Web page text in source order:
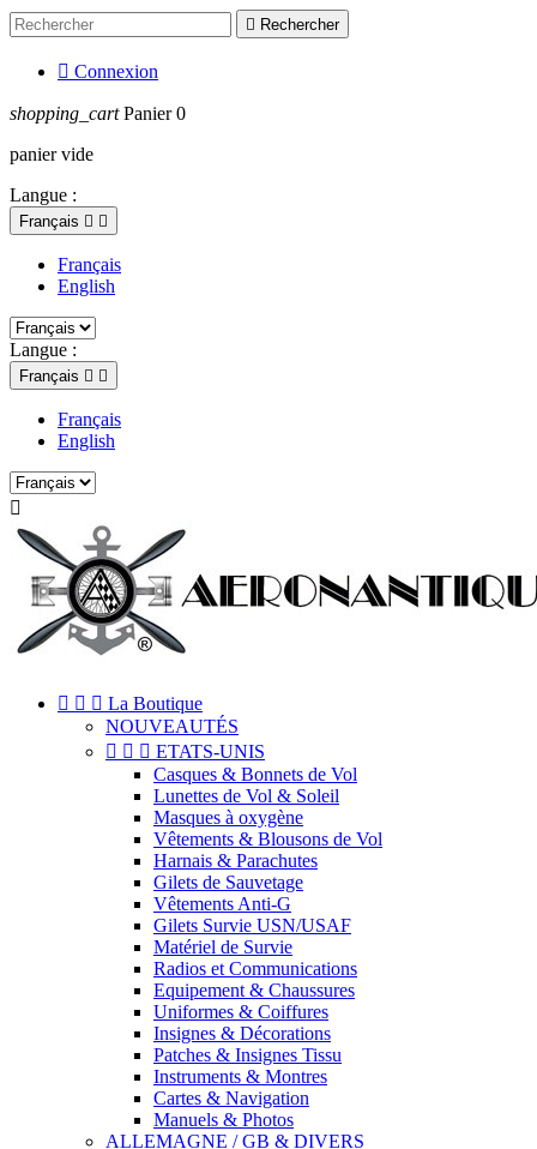
 Rechercher
 Connexion
shopping_cart Panier 0
panier vide
Langue :
Français  
Français
English
Langue :
Français  
Français
English

   La Boutique
NOUVEAUTÉS
   ETATS-UNIS
Casques & Bonnets de Vol
Lunettes de Vol & Soleil
Masques à oxygène
Vêtements & Blousons de Vol
Harnais & Parachutes
Gilets de Sauvetage
Vêtements Anti-G
Gilets Survie USN/USAF
Matériel de Survie
Radios et Communications
Equipement & Chaussures
Uniformes & Coiffures
Insignes & Décorations
Patches & Insignes Tissu
Instruments & Montres
Cartes & Navigation
Manuels & Photos
ALLEMAGNE / GB & DIVERS